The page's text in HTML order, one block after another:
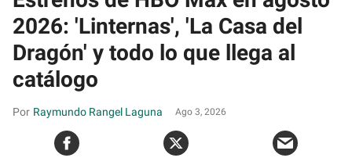
2026: 'Linternas', 'La Casa del
Dragón' y todo lo que llega al
catálogo
Raymundo Rangel Laguna Ago 3, 2026